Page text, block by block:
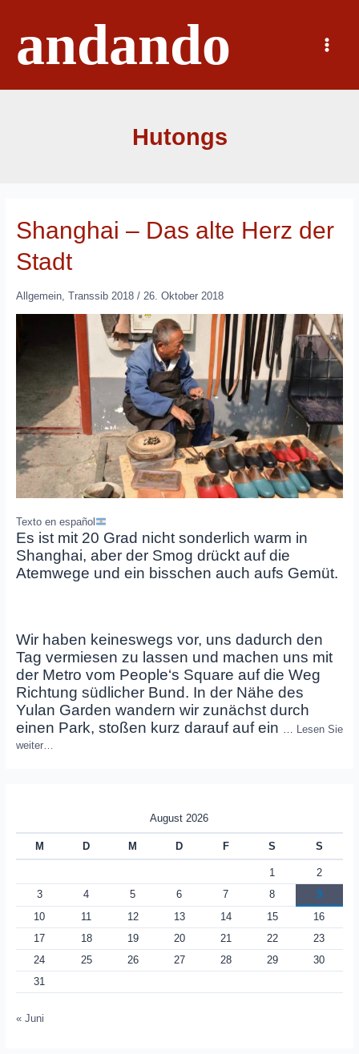
springenandando
Main
Menu
Hutongs
Shanghai – Das alte Herz der
Stadt
Allgemein, Transsib 2018/ 26. Oktober 2018
Texto en español
Es ist mit 20 Grad nicht sonderlich warm in
Shanghai, aber der Smog drückt auf die
Atemwege und ein bisschen auch aufs Gemüt.
Wir haben keineswegs vor, uns dadurch den
Tag vermiesen zu lassen und machen uns mit
der Metro vom People‘s Square auf die Weg
Richtung südlicher Bund. In der Nähe des
Yulan Garden wandern wir zunächst durch
einen Park, stoßen kurz darauf auf ein
Lesen Sie
weiter…
August 2026
M D M D F S S
1
2
3
4 5 6 7 8
9
10
11 12 13 14 15
16
17
18 19 20 21 22
23
24
25 26 27 28 29
30
31
« Juni